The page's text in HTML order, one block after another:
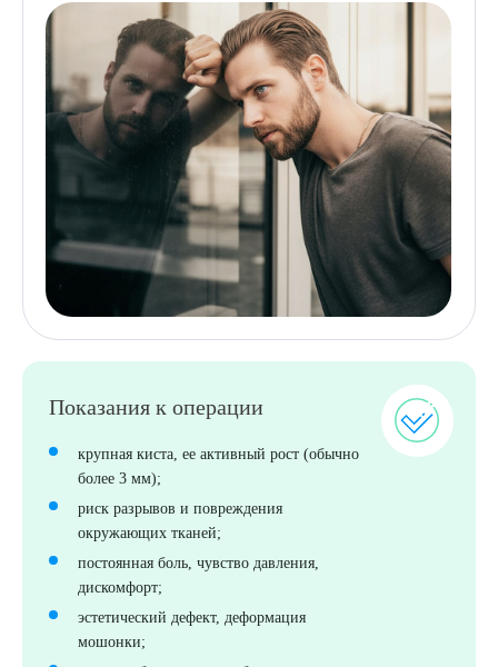
Показания к операции
крупная киста, ее активный рост (обычно
более 3 мм);
риск разрывов и повреждения
окружающих тканей;
постоянная боль, чувство давления,
дискомфорт;
эстетический дефект, деформация
мошонки;